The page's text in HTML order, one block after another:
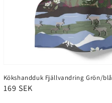
Kökshandduk Fjällvandring Grön/blå
Ordinarie
169 SEK